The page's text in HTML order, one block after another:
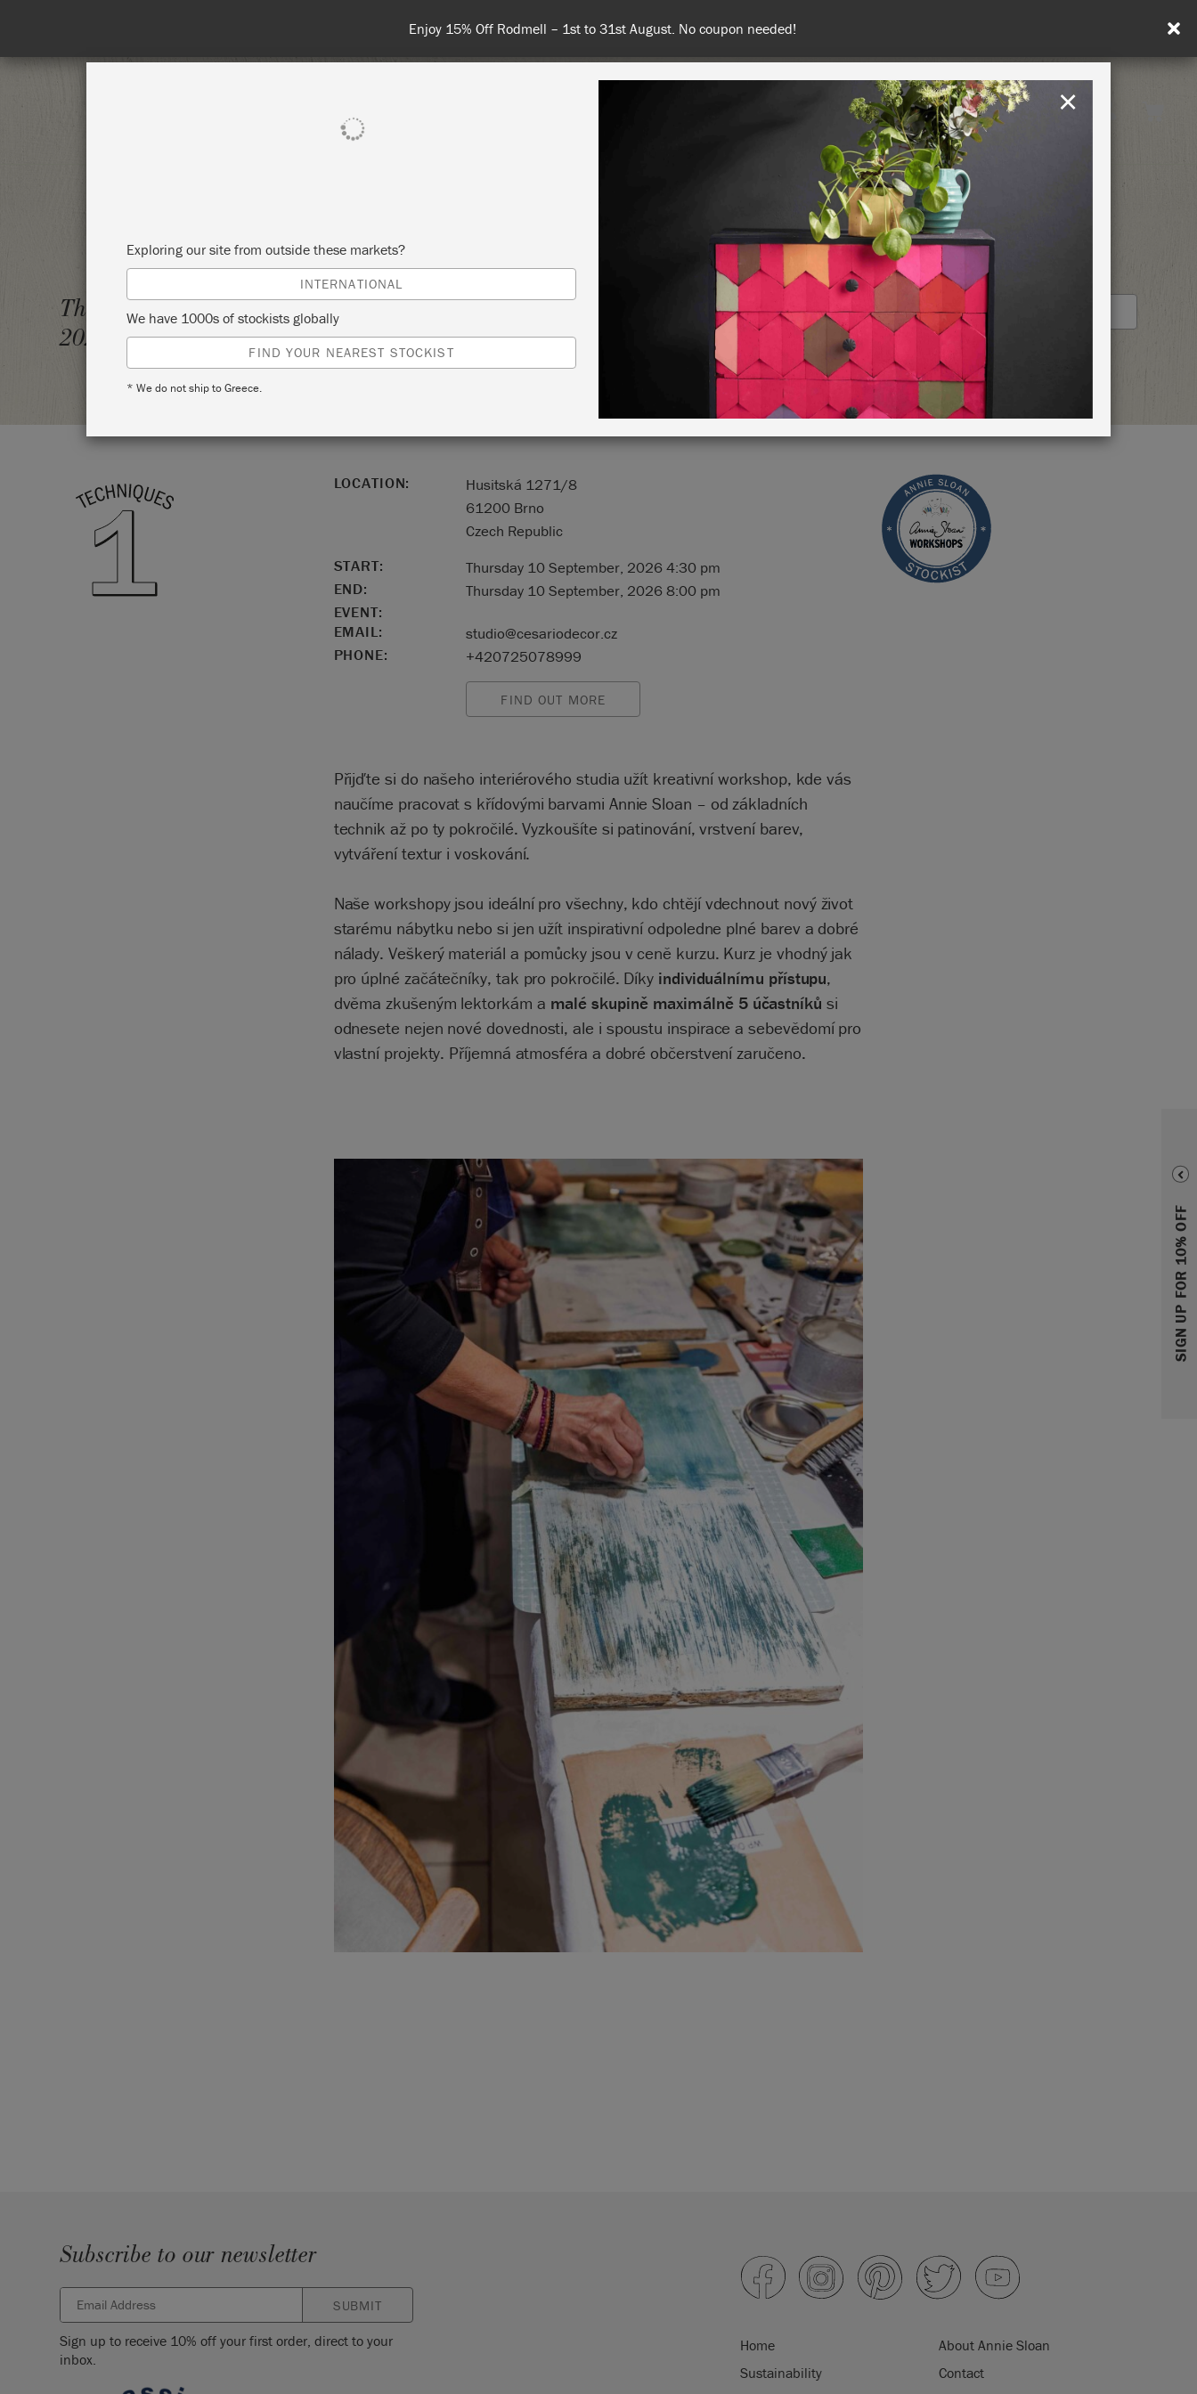
Enjoy 15% Off Rodmell – 1st to 31st August. No coupon needed!
United Kingdom
RETREATS
SIGN UP FOR 10% OFF
Thursday 10 September,
2026
BASIC WORKSHOP – ZÁKLADNÍ TECHNIKY ANNIE SLOAN
– COPY
CESARIO DECOR S.R.O.
STOCKIST PROFILE
LOCATION:
Husitská 1271/8
61200 Brno
Czech Republic
START:
Thursday 10 September, 2026 4:30 pm
END:
Thursday 10 September, 2026 8:00 pm
EVENT:
EMAIL:
studio@cesariodecor.cz
PHONE:
+420725078999
FIND OUT MORE
Přijďte si do našeho interiérového studia užít kreativní workshop, kde vás
naučíme pracovat s křídovými barvami Annie Sloan – od základních
technik až po ty pokročilé. Vyzkoušíte si patinování, vrstvení barev,
vytváření textur i voskování.
Naše workshopy jsou ideální pro všechny, kdo chtějí vdechnout nový život
starému nábytku nebo si jen užít inspirativní odpoledne plné barev a dobré
nálady. Veškerý materiál a pomůcky jsou v ceně kurzu. Kurz je vhodný jak
pro úplné začátečníky, tak pro pokročilé. Díky individuálnímu přístupu,
dvěma zkušeným lektorkám a malé skupině maximálně 5 účastníků si
odnesete nejen nové dovednosti, ale i spoustu inspirace a sebevědomí pro
vlastní projekty. Příjemná atmosféra a dobré občerstvení zaručeno.
Subscribe to our newsletter
SUBMIT
Sign up to receive 10% off your first order, direct to your
inbox.
Home
About Annie Sloan
Sustainability
Contact
Exploring our site from outside these markets?
INTERNATIONAL
We have 1000s of stockists globally
FIND YOUR NEAREST STOCKIST
* We do not ship to Greece.
×